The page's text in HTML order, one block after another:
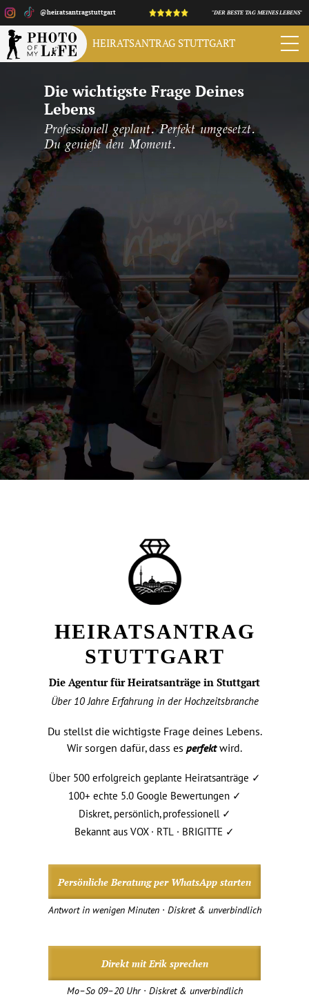
"DER BESTE TAG MEINES LEBENS"
@heiratsantragstuttgart
HEIRATSANTRAG STUTTGART
Die wichtigste Frage Deines
Lebens
Professionell geplant. Perfekt umgesetzt.
Du genießt den Moment.
HEIRATSANTRAG
STUTTGART
Die Agentur für Heiratsanträge in Stuttgart
Über 10 Jahre Erfahrung in der Hochzeitsbranche
Du stellst die wichtigste Frage deines Lebens.
Wir sorgen dafür, dass es perfektwird.
Über 500 erfolgreich geplante Heiratsanträge ✓
100+ echte 5.0 Google Bewertungen ✓
Diskret, persönlich, professionell ✓
Bekannt aus VOX · RTL · BRIGITTE ✓
Persönliche Beratung per WhatsApp starten
Antwort in wenigen Minuten · Diskret & unverbindlich
Direkt mit Erik sprechen
Mo–So 09–20 Uhr · Diskret & unverbindlich